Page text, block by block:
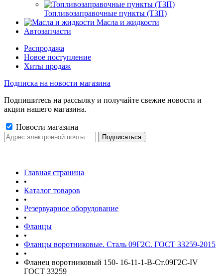
Топливозаправочные пункты (ТЗП)
Масла и жидкости
Автозапчасти
Распродажа
Новое поступление
Хиты продаж
Подписка на новости магазина
Подпишитесь на рассылку и получайте свежие новости и
акции нашего магазина.
Новости магазина
Главная страница
•
Каталог товаров
•
Резервуарное оборудование
•
Фланцы
•
Фланцы воротниковые. Сталь 09Г2С. ГОСТ 33259-2015
•
Фланец воротниковый 150- 16-11-1-B-Ст.09Г2С-IV
ГОСТ 33259